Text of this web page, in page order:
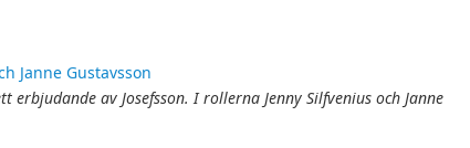
erbjudande av Josefsson. I rollerna Jenny Silfvenius och Janne